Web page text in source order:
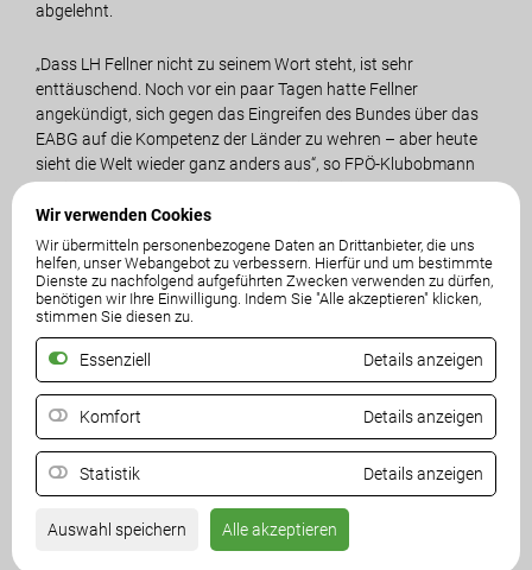
Wir verwenden Cookies
Wir übermitteln personenbezogene Daten an Drittanbieter, die uns
helfen, unser Webangebot zu verbessern. Hierfür und um bestimmte
Dienste zu nachfolgend aufgeführten Zwecken verwenden zu dürfen,
benötigen wir Ihre Einwilligung. Indem Sie "Alle akzeptieren" klicken,
stimmen Sie diesen zu.
Essenziell Details anzeigen
Komfort Details anzeigen
Statistik Details anzeigen
Auswahl speichern Alle akzeptieren
abgelehnt.
„Dass LH Fellner nicht zu seinem Wort steht, ist sehr
enttäuschend. Noch vor ein paar Tagen hatte Fellner
angekündigt, sich gegen das Eingreifen des Bundes über das
EABG auf die Kompetenz der Länder zu wehren – aber heute
sieht die Welt wieder ganz anders aus“, so FPÖ-Klubobmann
starken Mann, aber wenn es um Entscheidungen geht, fällt er
um.“
Auch die Verfassungsabteilung des Landes Kärnten kritisiert in
einer Stellungnahme das geplante Gesetz, weil es u.a. massiv in
die raumordnungsrechtliche Kompetenz der Bundesländer
eingreift und eine deutlich erhöhte finanzielle Belastungen der
Länder mit sich bringt.
„Es kann und darf nicht sein, dass Wien bestimmt, wo bei uns
in Kärnten Windräder und PV-Anlagen aufgestellt werden. Für
uns ist klar, dass es keine weiteren Windräder in Kärnten geben
darf. Leider sind SPÖ und ÖVP nicht bereit, als Landtag
parteiübergreifend geeint gegen dieses Bevormundungsgesetz